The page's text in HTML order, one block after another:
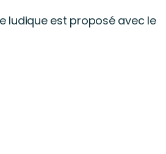
ludique est proposé avec le